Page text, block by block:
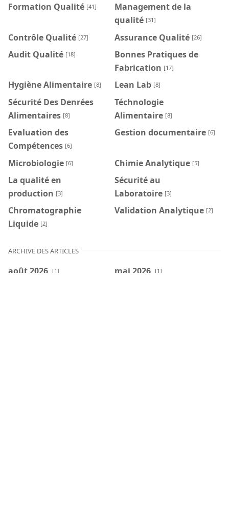
Formation Qualité [41]
Management de la
qualité [31]
Contrôle Qualité [27] Assurance Qualité [26]
Audit Qualité [18]
Bonnes Pratiques de
Fabrication [17]
Hygiène Alimentaire [8] Lean Lab [8]
Sécurité Des Denrées
Alimentaires [8]
Téchnologie
Alimentaire [8]
Evaluation des
Compétences [6]
Gestion documentaire [6]
Microbiologie [6] Chimie Analytique [5]
La qualité en
production [3]
Sécurité au
Laboratoire [3]
Chromatographie
Liquide [2]
Validation Analytique [2]
ARCHIVE DES ARTICLES
août 2026 [1] mai 2026 [1]